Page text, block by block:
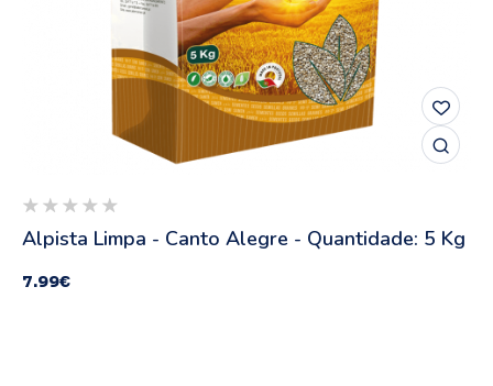
Alpista Limpa - Canto Alegre - Quantidade: 5 Kg
7.99€